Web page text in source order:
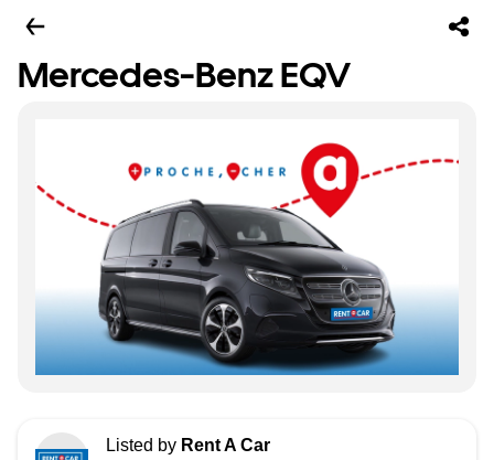
Mercedes-Benz EQV
Listed by Rent A Car